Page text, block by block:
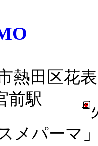
熱田区花
前駅
メパーマ